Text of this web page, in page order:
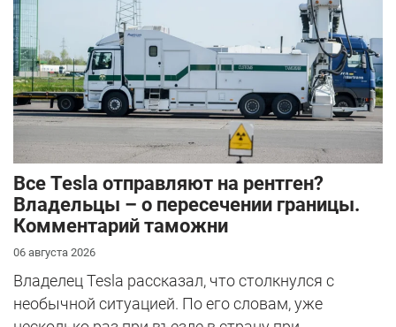
Все Tesla отправляют на рентген?
Владельцы – о пересечении границы.
Комментарий таможни
06 августа 2026
Владелец Tesla рассказал, что столкнулся с
необычной ситуацией. По его словам, уже